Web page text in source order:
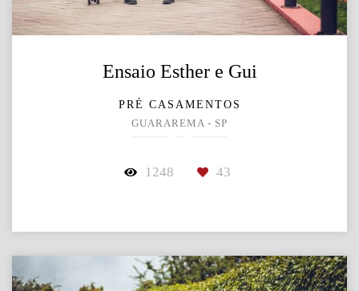
Ensaio Esther e Gui
PRÉ CASAMENTOS
GUARAREMA - SP
1248 43